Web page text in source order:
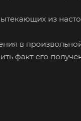
из
в
его